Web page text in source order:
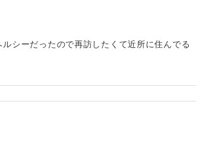
シーだったので再訪したくて近所に住んでる